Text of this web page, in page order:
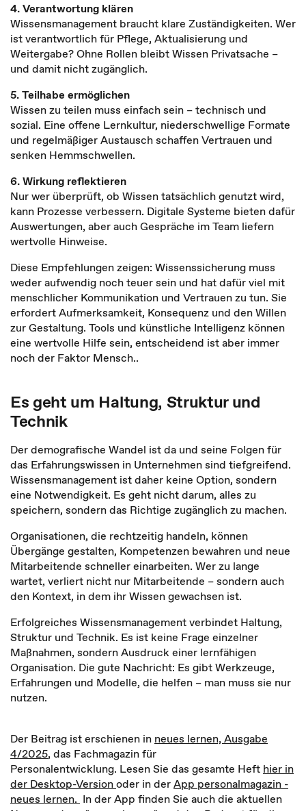
4. Verantwortung klären
Wissensmanagement braucht klare Zuständigkeiten. Wer
ist verantwortlich für Pflege, Aktualisierung und
Weitergabe? Ohne Rollen bleibt Wissen Privatsache –
und damit nicht zugänglich.
5. Teilhabe ermöglichen
Wissen zu teilen muss einfach sein – technisch und
sozial. Eine offene Lernkultur, niederschwellige Formate
und regelmäßiger Austausch schaffen Vertrauen und
senken Hemmschwellen.
6. Wirkung reflektieren
Nur wer überprüft, ob Wissen tatsächlich genutzt wird,
kann Prozesse verbessern. Digitale Systeme bieten dafür
Auswertungen, aber auch Gespräche im Team liefern
wertvolle Hinweise.
Diese Empfehlungen zeigen: Wissenssicherung muss
weder aufwendig noch teuer sein und hat dafür viel mit
menschlicher Kommunikation und Vertrauen zu tun. Sie
erfordert Aufmerksamkeit, Konsequenz und den Willen
zur Gestaltung. Tools und künstliche Intelligenz können
eine wertvolle Hilfe sein, entscheidend ist aber immer
noch der Faktor Mensch..
Es geht um Haltung, Struktur und
Technik
Der demografische Wandel ist da und seine Folgen für
das Erfahrungswissen in Unternehmen sind tiefgreifend.
Wissensmanagement ist daher keine Option, sondern
eine Notwendigkeit. Es geht nicht darum, alles zu
speichern, sondern das Richtige zugänglich zu machen.
Organisationen, die rechtzeitig handeln, können
Übergänge gestalten, Kompetenzen bewahren und neue
Mitarbeitende schneller einarbeiten. Wer zu lange
wartet, verliert nicht nur Mitarbeitende – sondern auch
den Kontext, in dem ihr Wissen gewachsen ist.
Erfolgreiches Wissensmanagement verbindet Haltung,
Struktur und Technik. Es ist keine Frage einzelner
Maßnahmen, sondern Ausdruck einer lernfähigen
Organisation. Die gute Nachricht: Es gibt Werkzeuge,
Erfahrungen und Modelle, die helfen – man muss sie nur
nutzen.
Der Beitrag ist erschienen in neues lernen, Ausgabe
4/2025, das Fachmagazin für
Personalentwicklung. Lesen Sie das gesamte Heft hier in
der Desktop-Versionoder in derApp personalmagazin -
neues lernen. In der App finden Sie auch die aktuellen